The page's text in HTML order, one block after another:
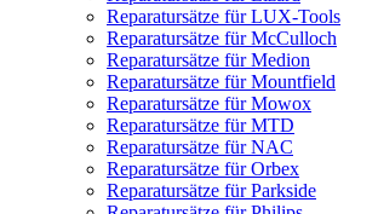
Reparatursätze für LUX-Tools
Reparatursätze für McCulloch
Reparatursätze für Medion
Reparatursätze für Mountfield
Reparatursätze für Mowox
Reparatursätze für MTD
Reparatursätze für NAC
Reparatursätze für Orbex
Reparatursätze für Parkside